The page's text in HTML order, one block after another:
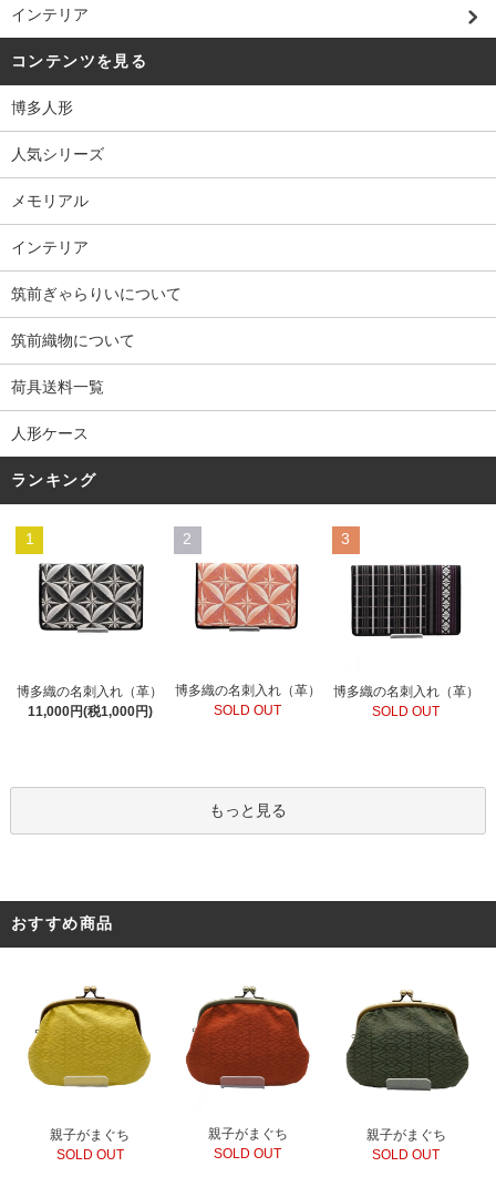
インテリア
コンテンツを見る
博多人形
人気シリーズ
メモリアル
インテリア
筑前ぎゃらりいについて
筑前織物について
荷具送料一覧
人形ケース
ランキング
1
博多織の名刺入れ（革）
11,000円(税1,000円)
2
博多織の名刺入れ（革）
SOLD OUT
3
博多織の名刺入れ（革）
SOLD OUT
もっと見る
おすすめ商品
親子がまぐち
SOLD OUT
親子がまぐち
SOLD OUT
親子がまぐち
SOLD OUT